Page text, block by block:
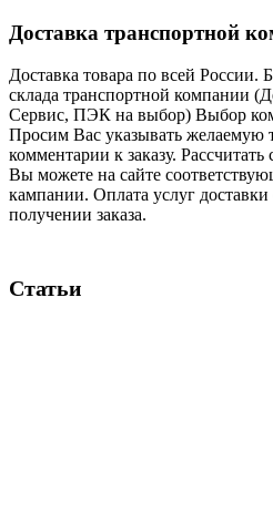
Доставка транспортной
Доставка товара по всей России.
склада транспортной компании
Сервис, ПЭК на выбор) Выбор
Просим Вас указывать желаемую
комментарии к заказу.
Вы можете на сайте
кампании. Оплата услуг
получении заказа.
Статьи